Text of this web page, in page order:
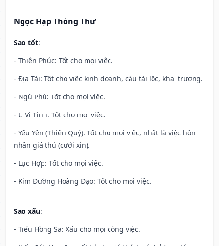
Ngọc Hạp Thông Thư
Sao tốt:
- Thiên Phúc: Tốt cho mọi việc.
- Địa Tài: Tốt cho việc kinh doanh, cầu tài lộc, khai trương.
- Ngũ Phú: Tốt cho mọi việc.
- U Vi Tinh: Tốt cho mọi việc.
- Yếu Yên (Thiên Quý): Tốt cho mọi việc, nhất là việc hôn
nhân giá thú (cưới xin).
- Lục Hợp: Tốt cho mọi việc.
- Kim Đường Hoàng Đạo: Tốt cho mọi việc.
Sao xấu:
- Tiểu Hồng Sa: Xấu cho mọi công việc.